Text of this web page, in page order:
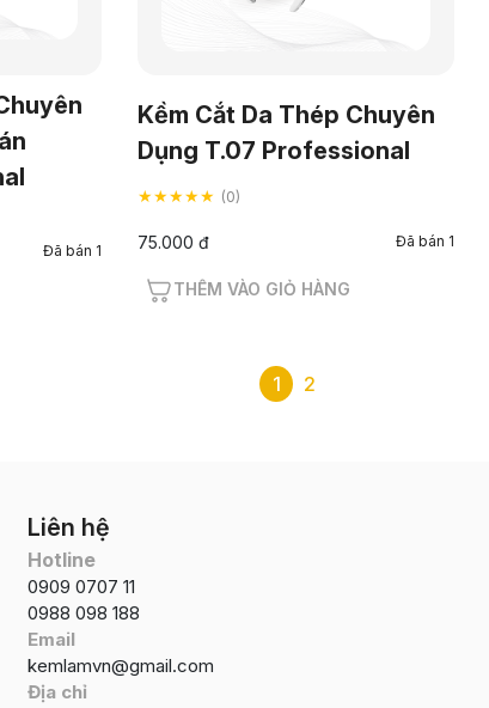
Đã bán 1
Kềm Cắt Da Thép Chuyên
Dụng T.07 Professional
★★★★★ (0)
75.000 đ Đã bán 1
THÊM VÀO GIỎ HÀNG
1 2
Liên hệ
Hotline
0909 0707 11
0988 098 188
Email
kemlamvn@gmail.com
Địa chỉ